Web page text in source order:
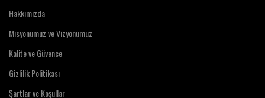
Hakkımızda
Misyonumuz ve Vizyonumuz
Kalite ve Güvence
Gizlilik Politikası
Şartlar ve Koşullar